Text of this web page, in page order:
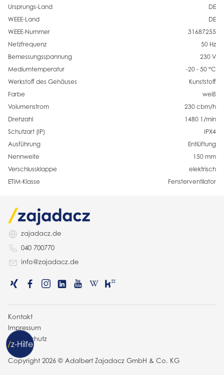
Ursprungs-Land
DE
WEEE-Land
DE
WEEE-Nummer
31687255
Netzfrequenz
50 Hz
Bemessungsspannung
230 V
Mediumtemperatur
-20 - 50 °C
Werkstoff des Gehäuses
Kunststoff
Farbe
weiß
Volumenstrom
230 cbm/h
Drehzahl
1480 1/min
Schutzart (IP)
IPX4
Ausführung
Entlüftung
Nennweite
150 mm
Verschlussklappe
elektrisch
ETIM-Klasse
Fensterventilator
zajadacz.de
040 700770
info@zajadacz.de
Copyright 2026 © Adalbert Zajadacz GmbH & Co. KG
Kontakt
Impressum
Datenschutz
AGB
/z-Hilfe